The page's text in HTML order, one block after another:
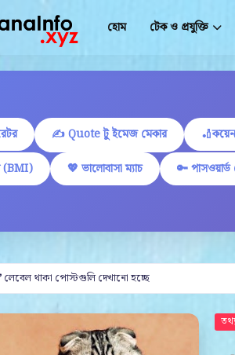
হোম টেক ও প্রযুক্তি
✍ Quote টু ইমেজ মেকার
(BMI)
💖 ভালোবাসা ম্যাচ
🔑
লেবেল থাকা পোস্টগুলি দেখানো হচ্ছে